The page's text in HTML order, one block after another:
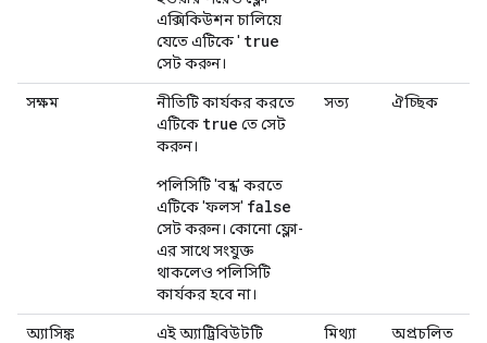
এক্সিকিউশন চালিয়ে
যেতে এটিকে ' true
সেট করুন।
সক্ষম
নীতিটি কার্যকর করতে
এটিকে true তে সেট
করুন।
পলিসিটি 'বন্ধ' করতে
এটিকে 'ফলস' false
সেট করুন। কোনো ফ্লো-
এর সাথে সংযুক্ত
থাকলেও পলিসিটি
কার্যকর হবে না।
সত্য ঐচ্ছিক
অ্যাসিঙ্ক
এই অ্যাট্রিবিউটটি
মিথ্যা অপ্রচলিত